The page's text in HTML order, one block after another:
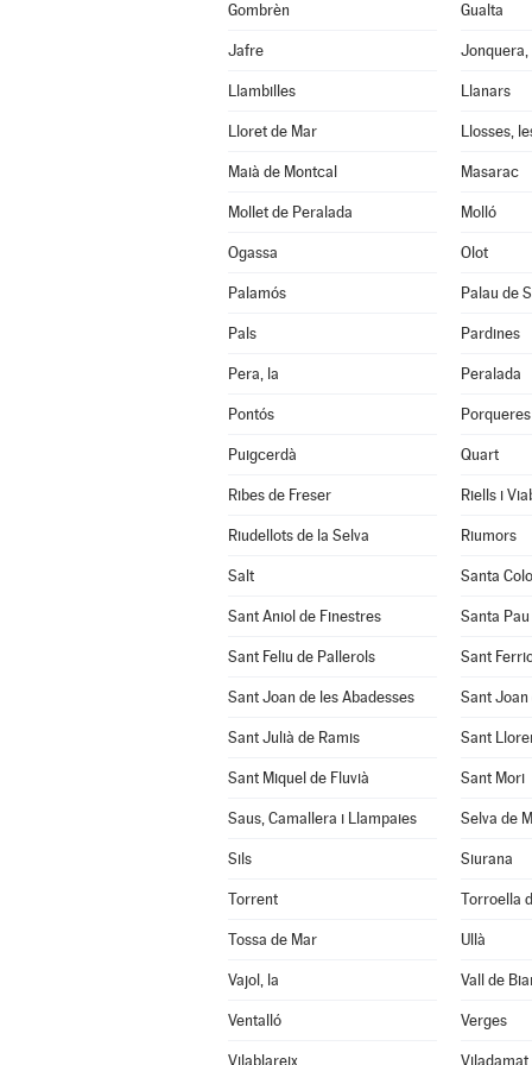
Gombrèn Gualta
Jafre Jonquera,
Llambilles Llanars
Lloret de Mar Llosses,
Maià de Montcal Masarac
Mollet de Peralada Molló
Ogassa Olot
Palamós Palau de
Pals Pardines
Pera, la Peralada
Pontós Porqueres
Puigcerdà Quart
Ribes de Freser Riells i
Riudellots de la Selva Riumors
Salt Santa
Sant Aniol de Finestres Santa Pau
Sant Feliu de Pallerols Sant
Sant Joan de les Abadesses Sant Joan
Sant Julià de Ramis Sant
Sant Miquel de Fluvià Sant Mori
Saus, Camallera i Llampaies Selva de
Sils Siurana
Torrent Torroella
Tossa de Mar Ullà
Vajol, la Vall de
Ventalló Verges
Vilablareix Viladamat